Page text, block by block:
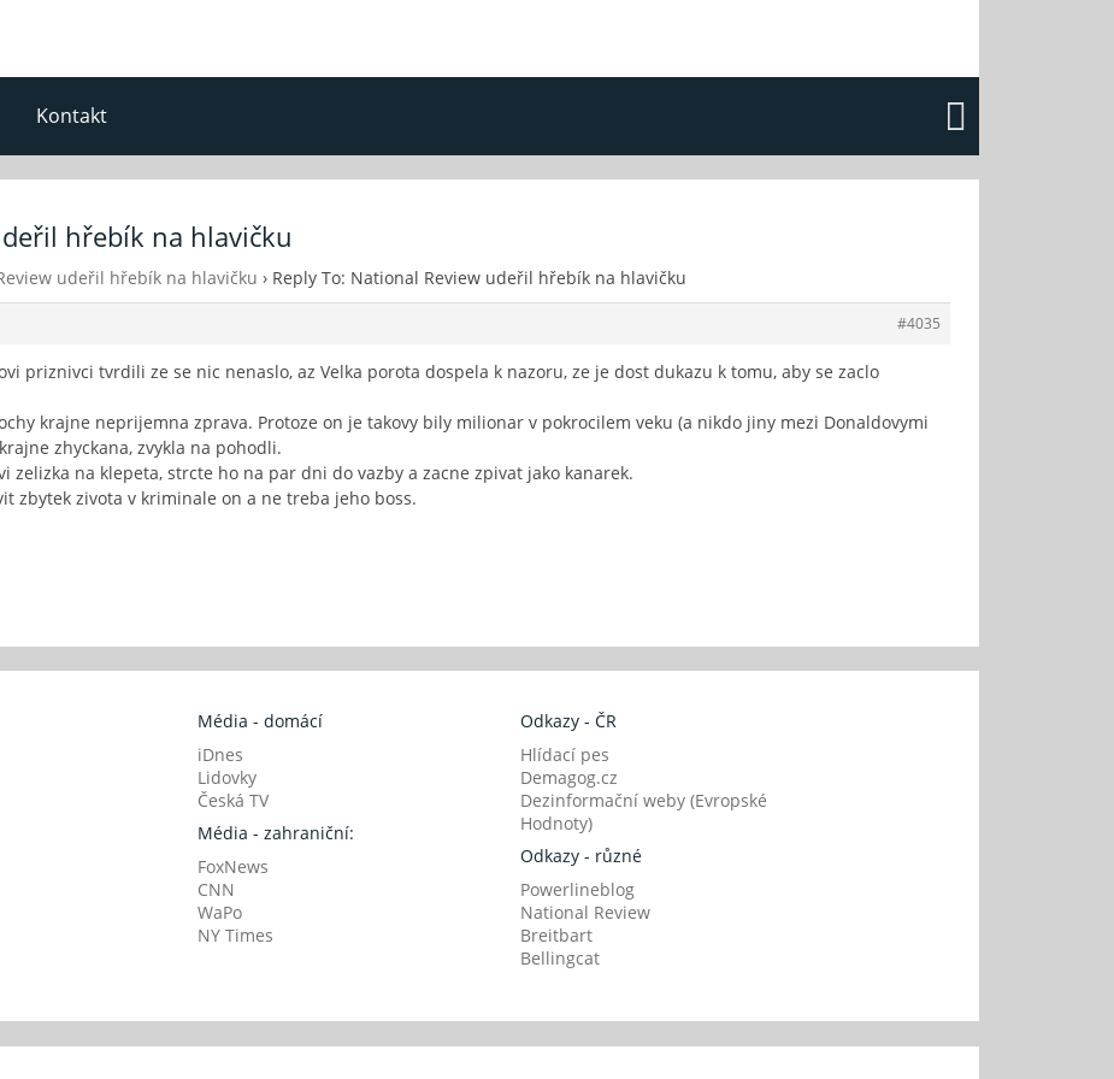
Kontakt
hřebík na hlavičku
udeřil hřebík na hlavičku › Reply To: National Review udeřil hřebík na hlavičku
#4035
priznivci tvrdili ze se nic nenaslo, az Velka porota dospela k nazoru, ze je dost dukazu k tomu, aby se zaclo
krajne neprijemna zprava. Protoze on je takovy bily milionar v pokrocilem veku (a nikdo jiny mezi Donaldovymi
zhyckana, zvykla na pohodli.
zelizka na klepeta, strcte ho na par dni do vazby a zacne zpivat jako kanarek.
zbytek zivota v kriminale on a ne treba jeho boss.
Média - domácí
iDnes
Lidovky
Česká TV
Média - zahraniční:
FoxNews
CNN
WaPo
NY Times
Odkazy - ČR
Hlídací pes
Demagog.cz
Dezinformační weby (Evropské
Hodnoty)
Odkazy - různé
Powerlineblog
National Review
Breitbart
Bellingcat